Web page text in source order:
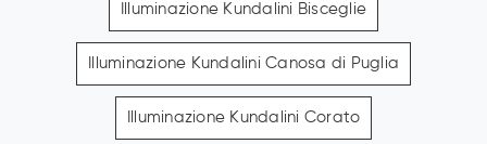
Illuminazione Kundalini Bisceglie
Illuminazione Kundalini Canosa di Puglia
Illuminazione Kundalini Corato